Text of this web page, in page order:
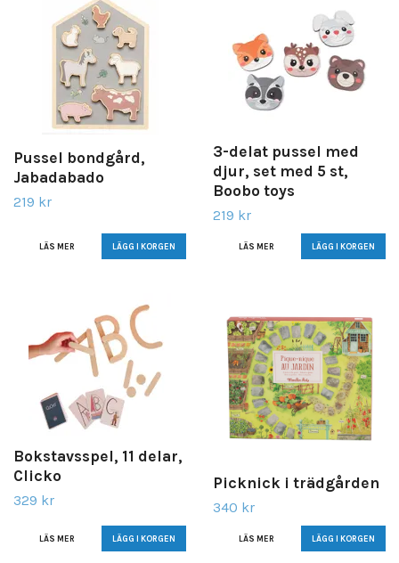
Pussel bondgård,
Jabadabado
219 kr
LÄS MER
3-delat pussel med
djur, set med 5 st,
Boobo toys
219 kr
LÄS MER
Bokstavsspel, 11 delar,
Clicko
329 kr
LÄS MER
Picknick i trädgården
340 kr
LÄS MER